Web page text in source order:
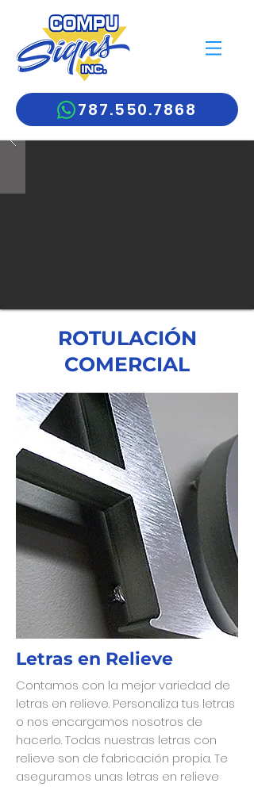
787.550.7868
ROTULACIÓN
COMERCIAL
Contamos con la mejor variedad de
letras en relieve. Personaliza tus letras
o nos encargamos nosotros de
hacerlo. Todas nuestras letras con
relieve son de fabricación propia. Te
aseguramos unas letras en relieve
Letras en Relieve